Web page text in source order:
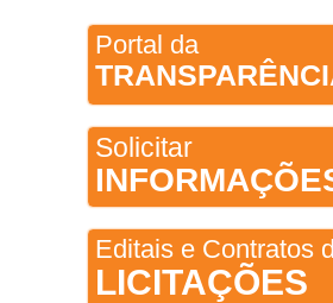
Portal da
Solicitar
Editais e Contratos
LICITAÇÕES